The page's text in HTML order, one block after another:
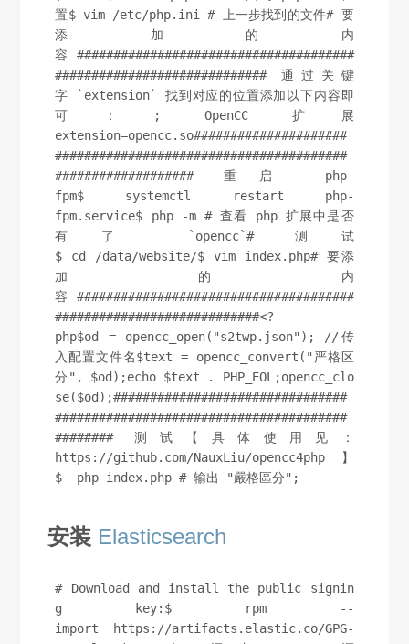
置$ vim /etc/php.ini # 上一步找到的文件# 要
添加的内
容 ######################################
############################# 通过关键
字 `extension` 找到对应的位置添加以下内容即
可：; OpenCC 扩展
extension=opencc.so#####################
########################################
################### 重启 php-
fpm$ systemctl restart php-
fpm.service$ php -m # 查看 php 扩展中是否
有了 `opencc`# 测试
$ cd /data/website/$ vim index.php# 要添
加的内
容 ######################################
############################<?
php$od = opencc_open("s2twp.json"); //传
入配置文件名$text = opencc_convert("严格区
分", $od);echo $text . PHP_EOL;opencc_clo
se($od);################################
########################################
######## 测试【具体使用见：
https://github.com/NauxLiu/opencc4php】
$  php index.php # 输出 "嚴格區分";
安装 Elasticsearch
# Download and install the public signin
g key:$ rpm --
import https://artifacts.elastic.co/GPG-